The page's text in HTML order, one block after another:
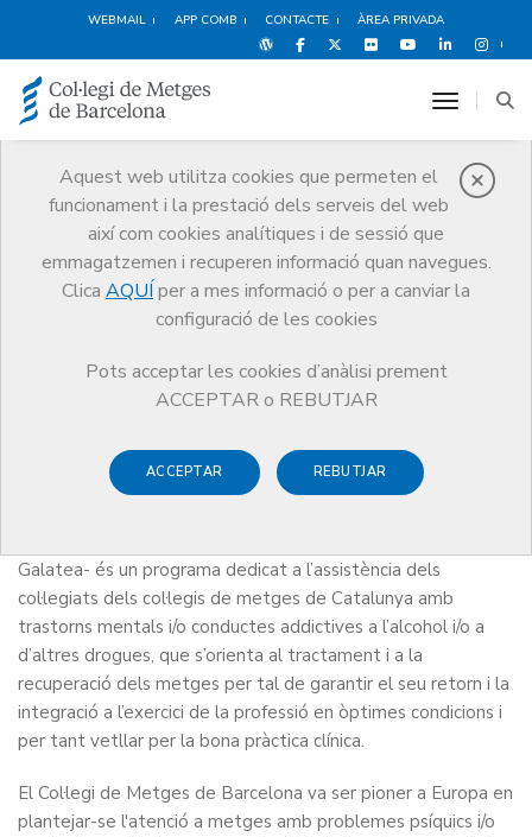
WEBMAIL APP COMB CONTACTE ÀREA PRIVADA
Aquest web utilitza cookies que permeten el
funcionament i la prestació dels serveis del web
així com cookies analítiques i de sessió que
emmagatzemen i recuperen informació quan navegues.
Clica AQUÍ per a mes informació o per a canviar la
configuració de les cookies
Pots acceptar les cookies d’anàlisi prement
ACCEPTAR o REBUTJAR
ACCEPTAR REBUTJAR
toggle
Salut del metge
Salut i benestar del metge
Programa Metge Malalt (PAIMM)
Programa Metge Malalt
(PAIMM)
Galatea- és un programa dedicat a l’assistència dels
col·legiats dels col·legis de metges de Catalunya amb
trastorns mentals i/o conductes addictives a l’alcohol i/o a
d’altres drogues, que s’orienta al tractament i a la
recuperació dels metges per tal de garantir el seu retorn i la
integració a l’exercici de la professió en òptimes condicions i
per tant vetllar per la bona pràctica clínica.
El Col·legi de Metges de Barcelona va ser pioner a Europa en
plantejar-se l'atenció a metges amb problemes psíquics i/o